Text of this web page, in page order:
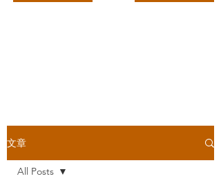
文章
All Posts